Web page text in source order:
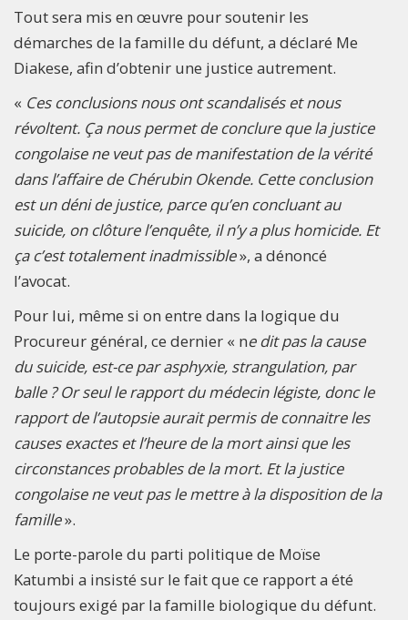
Tout sera mis en œuvre pour soutenir les
démarches de la famille du défunt, a déclaré Me
Diakese, afin d’obtenir une justice autrement.
« Ces conclusions nous ont scandalisés et nous
révoltent. Ça nous permet de conclure que la justice
congolaise ne veut pas de manifestation de la vérité
dans l’affaire de Chérubin Okende. Cette conclusion
est un déni de justice, parce qu’en concluant au
suicide, on clôture l’enquête, il n’y a plus homicide. Et
ça c’est totalement inadmissible», a dénoncé
l’avocat.
Pour lui, même si on entre dans la logique du
Procureur général, ce dernier « ne dit pas la cause
du suicide, est-ce par asphyxie, strangulation, par
balle ? Or seul le rapport du médecin légiste, donc le
rapport de l’autopsie aurait permis de connaitre les
causes exactes et l’heure de la mort ainsi que les
circonstances probables de la mort. Et la justice
congolaise ne veut pas le mettre à la disposition de la
famille».
Le porte-parole du parti politique de Moïse
Katumbi a insisté sur le fait que ce rapport a été
toujours exigé par la famille biologique du défunt.